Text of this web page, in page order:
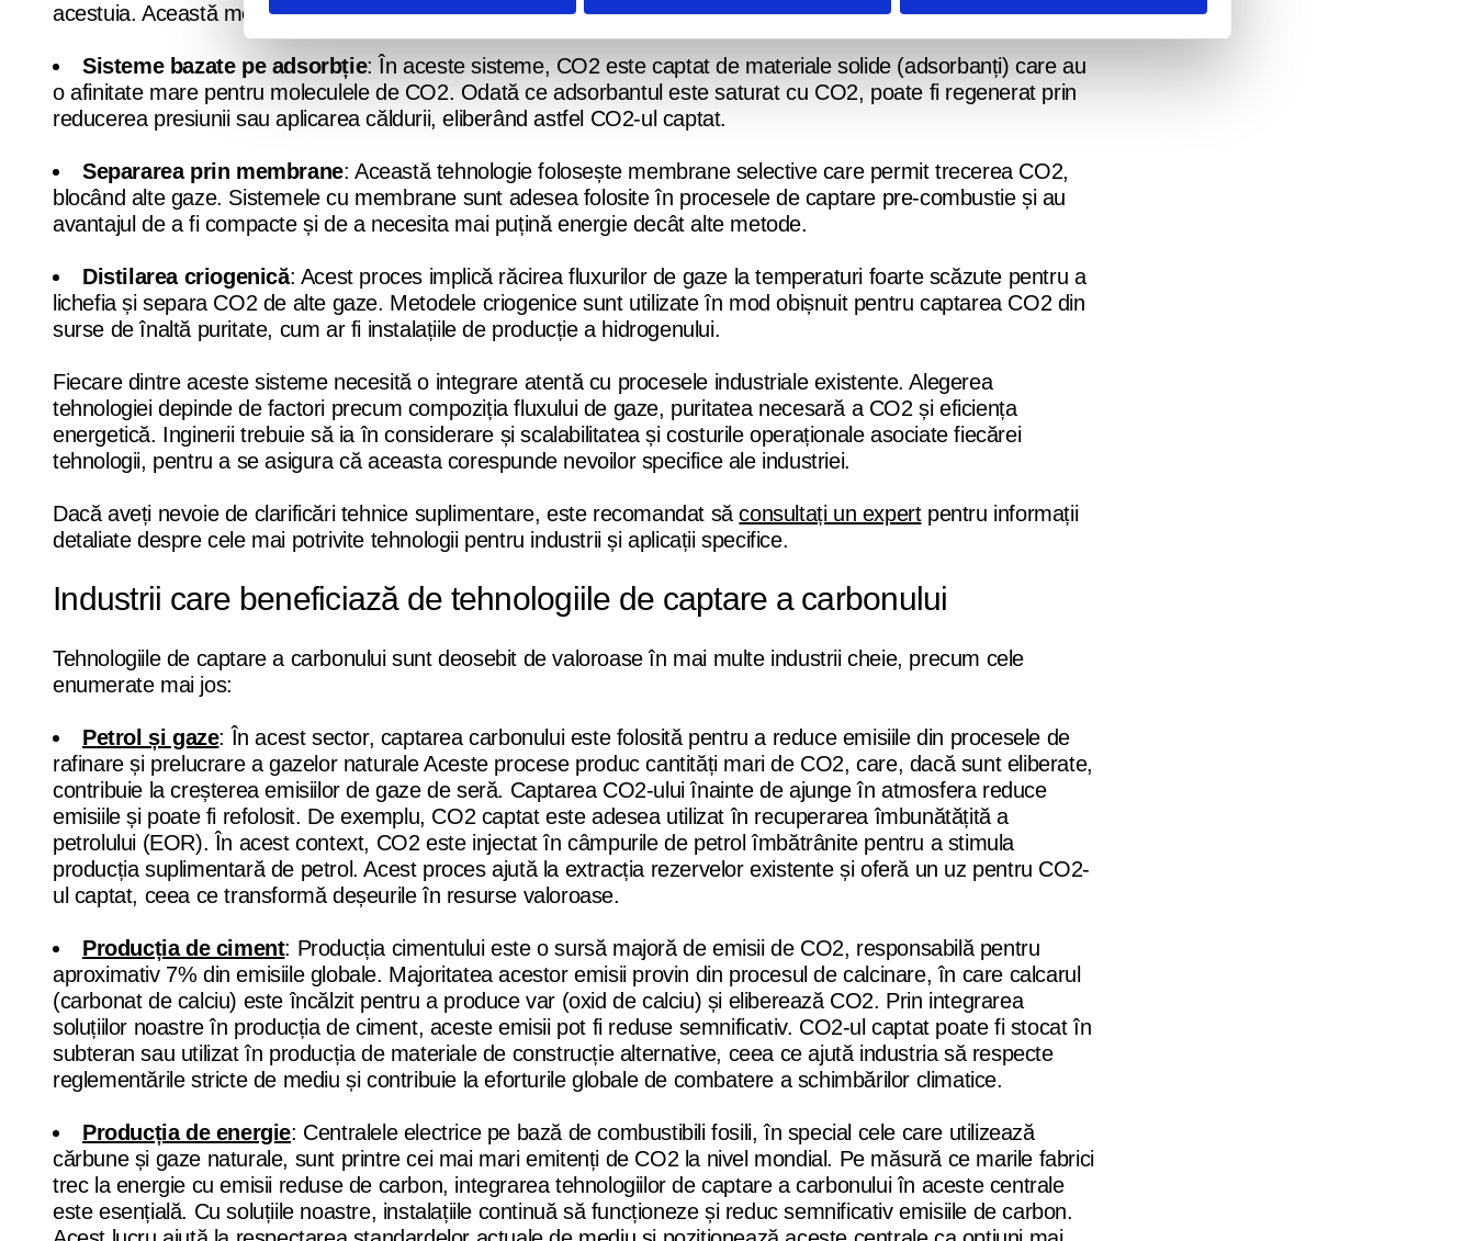
acestuia. Această metodă este eficientă în scenariile de captare post-combustie.
Sisteme bazate pe adsorbție: În aceste sisteme, CO2 este captat de materiale solide (adsorbanți) care au
o afinitate mare pentru moleculele de CO2. Odată ce adsorbantul este saturat cu CO2, poate fi regenerat prin
reducerea presiunii sau aplicarea căldurii, eliberând astfel CO2-ul captat.
Separarea prin membrane: Această tehnologie folosește membrane selective care permit trecerea CO2,
blocând alte gaze. Sistemele cu membrane sunt adesea folosite în procesele de captare pre-combustie și au
avantajul de a fi compacte și de a necesita mai puțină energie decât alte metode.
Distilarea criogenică: Acest proces implică răcirea fluxurilor de gaze la temperaturi foarte scăzute pentru a
lichefia și separa CO2 de alte gaze. Metodele criogenice sunt utilizate în mod obișnuit pentru captarea CO2 din
surse de înaltă puritate, cum ar fi instalațiile de producție a hidrogenului.
Fiecare dintre aceste sisteme necesită o integrare atentă cu procesele industriale existente. Alegerea
tehnologiei depinde de factori precum compoziția fluxului de gaze, puritatea necesară a CO2 și eficiența
energetică. Inginerii trebuie să ia în considerare și scalabilitatea și costurile operaționale asociate fiecărei
tehnologii, pentru a se asigura că aceasta corespunde nevoilor specifice ale industriei.
Dacă aveți nevoie de clarificări tehnice suplimentare, este recomandat săconsultați un expertpentru informații
detaliate despre cele mai potrivite tehnologii pentru industrii și aplicații specifice.
Industrii care beneficiază de tehnologiile de captare a carbonului
Tehnologiile de captare a carbonului sunt deosebit de valoroase în mai multe industrii cheie, precum cele
enumerate mai jos:
Petrol și gaze: În acest sector, captarea carbonului este folosită pentru a reduce emisiile din procesele de
rafinare și prelucrare a gazelor naturale Aceste procese produc cantități mari de CO2, care, dacă sunt eliberate,
contribuie la creșterea emisiilor de gaze de seră. Captarea CO2-ului înainte de ajunge în atmosfera reduce
emisiile și poate fi refolosit. De exemplu, CO2 captat este adesea utilizat în recuperarea îmbunătățită a
petrolului (EOR). În acest context, CO2 este injectat în câmpurile de petrol îmbătrânite pentru a stimula
producția suplimentară de petrol. Acest proces ajută la extracția rezervelor existente și oferă un uz pentru CO2-
ul captat, ceea ce transformă deșeurile în resurse valoroase.
Producția de ciment: Producția cimentului este o sursă majoră de emisii de CO2, responsabilă pentru
aproximativ 7% din emisiile globale. Majoritatea acestor emisii provin din procesul de calcinare, în care calcarul
(carbonat de calciu) este încălzit pentru a produce var (oxid de calciu) și eliberează CO2. Prin integrarea
soluțiilor noastre în producția de ciment, aceste emisii pot fi reduse semnificativ. CO2-ul captat poate fi stocat în
subteran sau utilizat în producția de materiale de construcție alternative, ceea ce ajută industria să respecte
reglementările stricte de mediu și contribuie la eforturile globale de combatere a schimbărilor climatice.
Producția de energie: Centralele electrice pe bază de combustibili fosili, în special cele care utilizează
cărbune și gaze naturale, sunt printre cei mai mari emitenți de CO2 la nivel mondial. Pe măsură ce marile fabrici
trec la energie cu emisii reduse de carbon, integrarea tehnologiilor de captare a carbonului în aceste centrale
este esențială. Cu soluțiile noastre, instalațiile continuă să funcționeze și reduc semnificativ emisiile de carbon.